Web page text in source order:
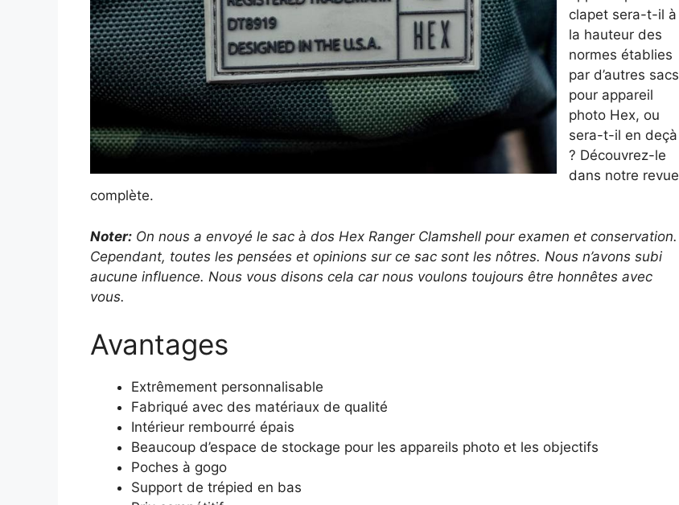
clapet sera-t-il à
la hauteur des
normes établies
par d’autres sacs
pour appareil
photo Hex, ou
sera-t-il en deçà
? Découvrez-le
dans notre revue
complète.
Noter: On nous a envoyé le sac à dos Hex Ranger Clamshell pour examen et conservation.
Cependant, toutes les pensées et opinions sur ce sac sont les nôtres. Nous n’avons subi
aucune influence. Nous vous disons cela car nous voulons toujours être honnêtes avec
vous.
Avantages
Extrêmement personnalisable
Fabriqué avec des matériaux de qualité
Intérieur rembourré épais
Beaucoup d’espace de stockage pour les appareils photo et les objectifs
Poches à gogo
Support de trépied en bas